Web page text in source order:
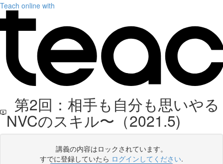
Teach online with
第2回：相手も自分も思いやる
NVCのスキル〜（2021.5)
講義の内容はロックされています。
すでに登録していたら ログインしてください.